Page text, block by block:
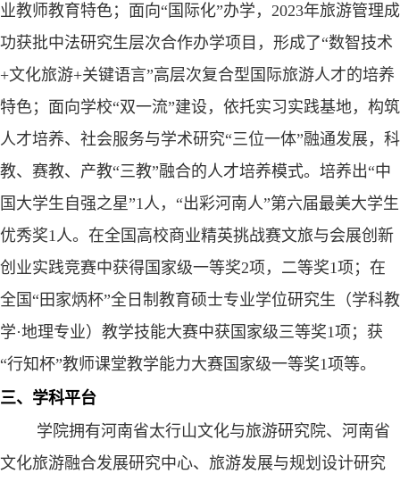
业教师教育特色；面向“国际化”办学， 2023年旅游管理成
功获批中法研究生层次合作办学项目，形成了“数智技术
+文化旅游+关键语言”高层次复合型国际旅游人才的培养
特色；面向学校“双一流”建设，依托实习实践基地，构筑
人才培养、社会服务与学术研究“三位一体”融通发展，科
教、赛教、产教“三教”融合的人才培养模式。培养出“中
国大学生自强之星”1 人，“出彩河南人”第六届最美大学生
优秀奖1 人。在全国高校商业精英挑战赛文旅与会展创新
创业实践竞赛中获得国家级一等奖2项，二等奖1项；在
全国“田家炳杯”全日制教育硕士专业学位研究生（学科教
学·地理专业）教学技能大赛中获国家级三等奖1项；获
“行知杯”教师课堂教学能力大赛国家级一等奖1项等。
三、学科平台
学院拥有河南省太行山文化与旅游研究院、河南省
文化旅游融合发展研究中心、旅游发展与规划设计研究